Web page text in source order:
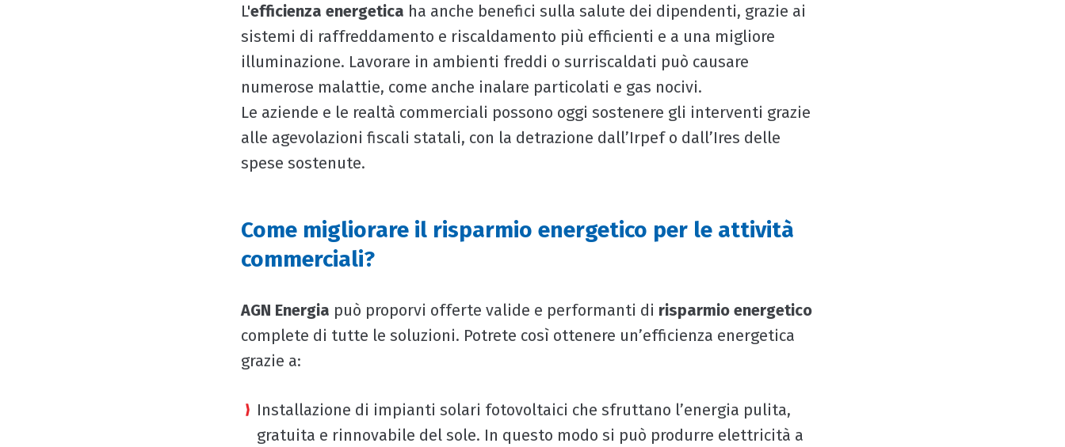
L'efficienza energetica ha anche benefici sulla salute dei dipendenti, grazie ai
sistemi di raffreddamento e riscaldamento più efficienti e a una migliore
illuminazione. Lavorare in ambienti freddi o surriscaldati può causare
numerose malattie, come anche inalare particolati e gas nocivi.
Le aziende e le realtà commerciali possono oggi sostenere gli interventi grazie
alle agevolazioni fiscali statali, con la detrazione dall’Irpef o dall’Ires delle
spese sostenute.
Come migliorare il risparmio energetico per le attività
commerciali?
AGN Energia può proporvi offerte valide e performanti di risparmio energetico
complete di tutte le soluzioni. Potrete così ottenere un’efficienza energetica
grazie a:
Installazione di impianti solari fotovoltaici che sfruttano l’energia pulita,
gratuita e rinnovabile del sole. In questo modo si può produrre elettricità a